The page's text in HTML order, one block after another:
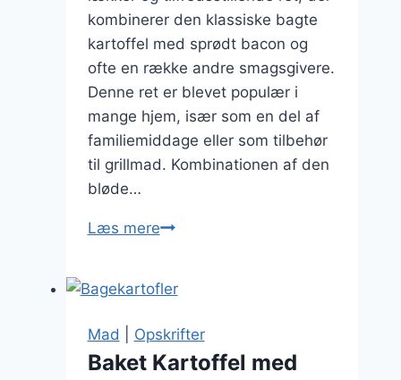
kombinerer den klassiske bagte
kartoffel med sprødt bacon og
ofte en række andre smagsgivere.
Denne ret er blevet populær i
mange hjem, især som en del af
familiemiddage eller som tilbehør
til grillmad. Kombinationen af den
bløde…
Læs mereBaconfyldte
Mad Opskrifter
Baket Kartoffel med